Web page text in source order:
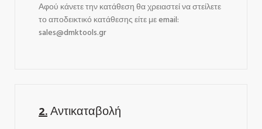
Αφού κάνετε την κατάθεση θα χρειαστεί να στείλετε
το αποδεικτικό κατάθεσης είτε με email:
sales@dmktools.gr
2.Αντικαταβολή